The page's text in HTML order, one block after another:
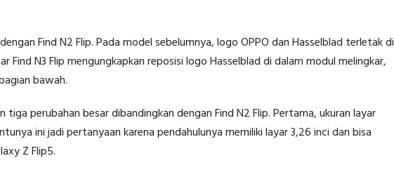
Find N2 Flip. Pada model sebelumnya, logo OPPO dan Hasselblad terletak di
Find N3 Flip mengungkapkan reposisi logo Hasselblad di dalam modul melingkar,
bawah.
tiga perubahan besar dibandingkan dengan Find N2 Flip. Pertama, ukuran layar
ini jadi pertanyaan karena pendahulunya memiliki layar 3,26 inci dan bisa
Z Flip5.